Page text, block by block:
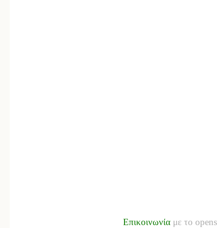
Επικοινωνία με το